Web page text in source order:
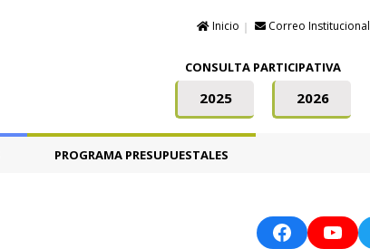
Inicio Correo Institucional
CONSULTA PARTICIPATIVA
2025 2026
PROGRAMA PRESUPUESTALES